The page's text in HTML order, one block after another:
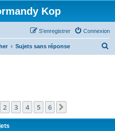
Kop
Connexion
S’enregistrer
Sujets sans réponse
c
2 3 4 5 6